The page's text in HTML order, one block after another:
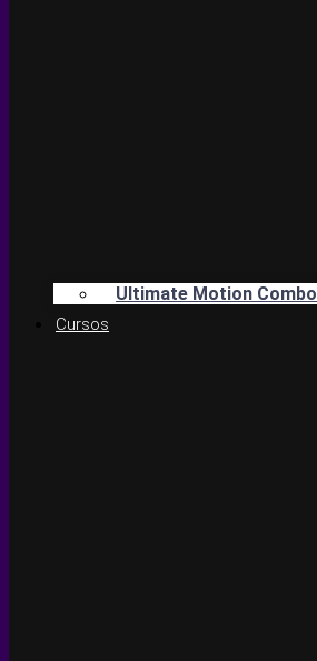
Ultimate Motion Combo
Cursos